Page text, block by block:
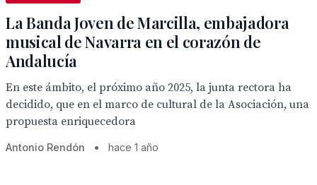
La Banda Joven de Marcilla, embajadora
musical de Navarra en el corazón de
Andalucía
En este ámbito, el próximo año 2025, la junta rectora ha
decidido, que en el marco de cultural de la Asociación, una
propuesta enriquecedora
Antonio Rendón • hace 1 año